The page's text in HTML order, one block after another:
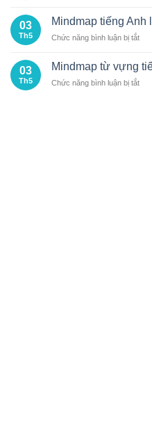
tiếng
Anh
lớp
03
Th5
Mindmap tiếng Anh
Chức năng bình luận bị tắtở
Anh
lớp
03
Th5
Mindmap từ vựng
Chức năng bình luận bị tắtở